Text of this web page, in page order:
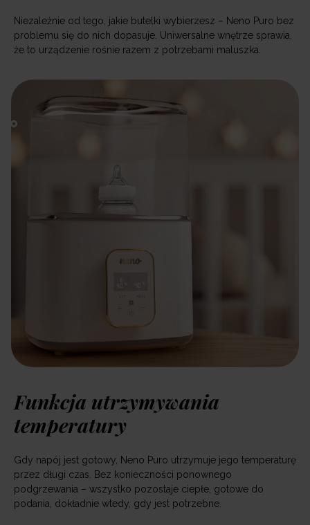
Niezależnie od tego, jakie butelki wybierzesz – Neno Puro bez
problemu się do nich dopasuje. Uniwersalne wnętrze sprawia,
że to urządzenie rośnie razem z potrzebami maluszka.
Funkcja utrzymywania
temperatury
Gdy napój jest gotowy, Neno Puro utrzymuje jego temperaturę
przez długi czas. Bez konieczności ponownego
podgrzewania – wszystko pozostaje ciepłe, gotowe do
podania, dokładnie wtedy, gdy jest potrzebne.